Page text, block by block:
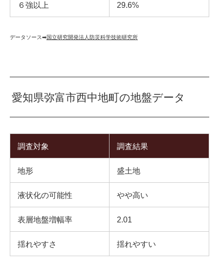
６強以上 29.6%
データソース➡︎国立研究開発法人防災科学技術研究所
愛知県弥富市西中地町の地盤データ
調査対象 調査結果
地形 盛土地
液状化の可能性 やや高い
表層地盤増幅率 2.01
揺れやすさ 揺れやすい